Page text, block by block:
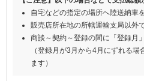
自宅などの指定の場所へ陸送納車
販売店所在地の所轄運輸支局以外
商談～契約～登録の間に「登録月
（登録月が3月から4月にずれる
ます）